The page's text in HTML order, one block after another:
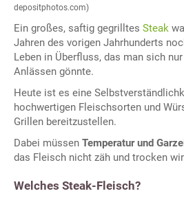
depositphotos.com)
Ein großes, saftig gegrilltes Steak
Jahren des vorigen Jahrhunderts
Leben in Überfluss, das man sich
Anlässen gönnte.
Heute ist es eine
hochwertigen Fleischsorten und
Grillen bereitzustellen.
Dabei müssen Temperatur und
das Fleisch nicht zäh und trocken
Welches Steak-Fleisch?